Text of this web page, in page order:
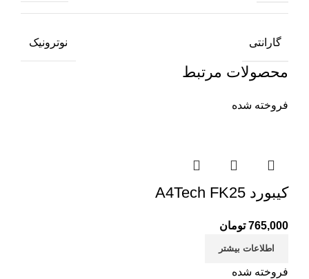
گارانتی نوترونیک
محصولات مرتبط
فروخته شده
کیبورد A4Tech FK25
765,000 تومان
اطلاعات بیشتر
فروخته شده